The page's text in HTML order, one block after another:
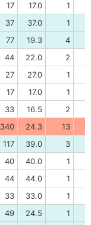
17 17.0
1
37 37.0
1
77 19.3
4
44 22.0
2
27 27.0
1
17 17.0
1
33 16.5
2
340 24.3
13
117 39.0
3
40 40.0
1
44 44.0
1
33 33.0
1
49 24.5
1